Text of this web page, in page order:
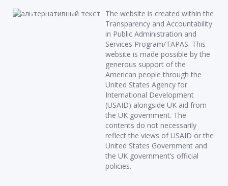
The website is created within the
Transparency and Accountability
in Public Administration and
Services Program/TAPAS. This
website is made possible by the
generous support of the
American people through the
United States Agency for
International Development
(USAID) alongside UK aid from
the UK government. The
contents do not necessarily
reflect the views of USAID or the
United States Government and
the UK government’s official
policies.